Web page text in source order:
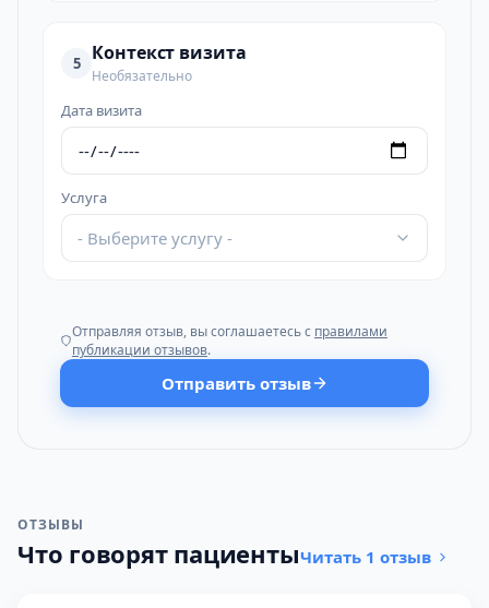
5 Контекст визита
Необязательно
Дата визита
Услуга
- Выберите услугу -
Отправляя отзыв, вы соглашаетесь с правилами
публикации отзывов.
Отправить отзыв
ОТЗЫВЫ
Что говорят пациентыЧитать 1 отзыв